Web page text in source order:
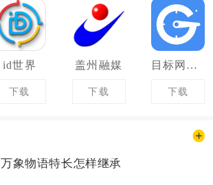
id世界
下载
盖州融媒
下载
目标网络erp
下载
万象物语特长怎样继承